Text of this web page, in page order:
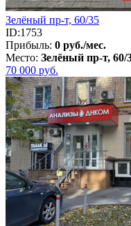
Зелёный пр-т, 60/35
ID:1753
Прибыль: 0 руб./мес.
Место: Зелёный пр-т, 60/
70 000 руб.